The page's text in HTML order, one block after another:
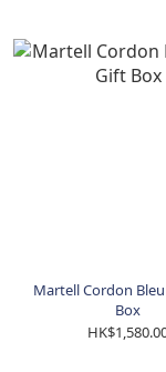
Martell Cordon
Box